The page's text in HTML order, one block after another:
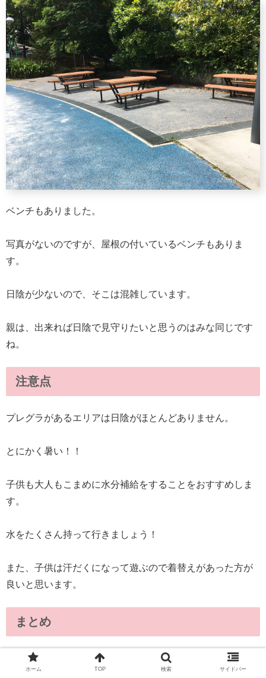
ベンチもありました。
写真がないのですが、屋根の付いているベンチもありま
す。
日陰が少ないので、そこは混雑しています。
親は、出来れば日陰で見守りたいと思うのはみな同じです
ね。
注意点
プレグラがあるエリアは日陰がほとんどありません。
とにかく暑い！！
子供も大人もこまめに水分補給をすることをおすすめしま
す。
水をたくさん持って行きましょう！
また、子供は汗だくになって遊ぶので着替えがあった方が
良いと思います。
まとめ
アドミラルティパークのプレグラについてご紹介しまし
ホーム TOP 検索 サイドバー